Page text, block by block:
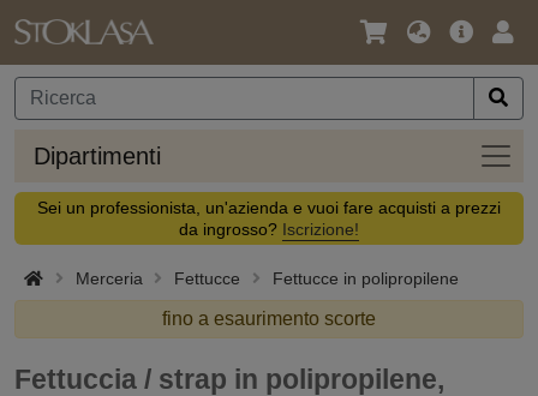
Lingua
Valuta
Offerta
Dipartimenti
Sei un professionista, un'azienda e vuoi fare acquisti a prezzi
da ingrosso? Iscrizione!
Merceria Fettucce Fettucce in polipropilene
fino a esaurimento scorte
Fettuccia / strap in polipropilene,